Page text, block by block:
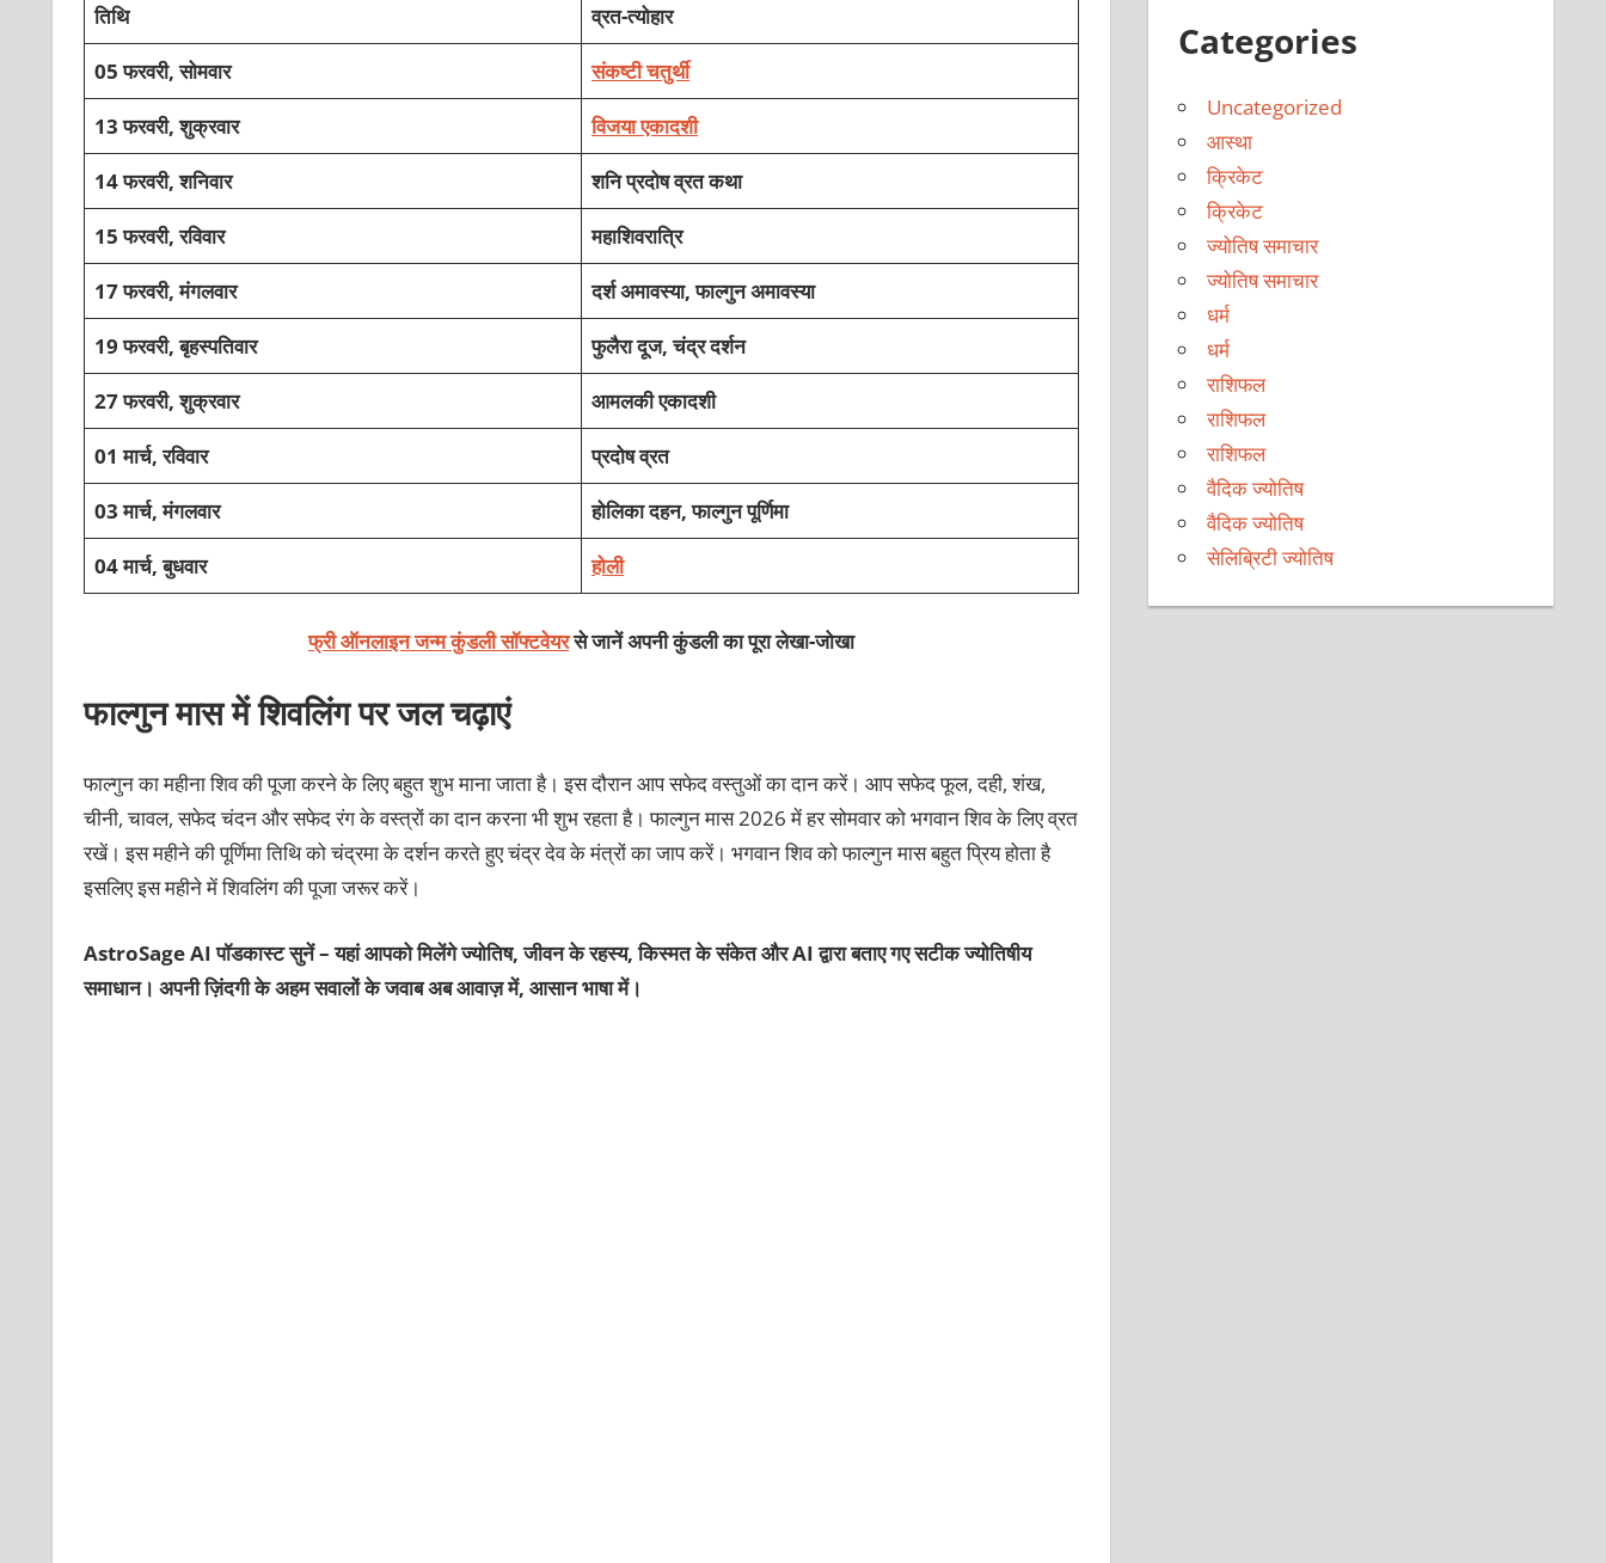
तिथि
व्रत-त्‍योहार
05 फरवरी, सोमवार
संकष्‍टी चतुर्थी
13 फरवरी, शुक्रवार
विजया एकादशी
14 फरवरी, शनिवार
शनि प्रदोष व्रत कथा
15 फरवरी, रविवार
महाशिवरात्रि
17 फरवरी, मंगलवार
दर्श अमावस्‍या, फाल्‍गुन अमावस्‍या
19 फरवरी, बृहस्‍पतिवार
फुलैरा दूज, चंद्र दर्शन
27 फरवरी, शुक्रवार
आमलकी एकादशी
01 मार्च, रविवार
प्रदोष व्रत
03 मार्च, मंगलवार
होलिका दहन, फाल्‍गुन पूर्णिमा
04 मार्च, बुधवार
होली
फ्री ऑनलाइन जन्म कुंडली सॉफ्टवेयरसे जानें अपनी कुंडली का पूरा लेखा-जोखा
फाल्‍गुन मास में शिवलिंग पर जल चढ़ाएं
फाल्‍गुन का महीना शिव की पूजा करने के लिए बहुत शुभ माना जाता है। इस दौरान आप सफेद वस्‍तुओं का दान करें। आप सफेद फूल, दही, शंख,
चीनी, चावल, सफेद चंदन और सफेद रंग के वस्‍त्रों का दान करना भी शुभ रहता है। फाल्‍गुन मास 2026 में हर सोमवार को भगवान शिव के लिए व्रत
रखें। इस महीने की पूर्णिमा तिथि को चंद्रमा के दर्शन करते हुए चंद्र देव के मंत्रों का जाप करें। भगवान शिव को फाल्‍गुन मास बहुत प्रिय होता है
इसलिए इस महीने में शिवलिंग की पूजा जरूर करें।
AstroSage AI पॉडकास्ट सुनें – यहां आपको मिलेंगे ज्योतिष, जीवन के रहस्य, किस्मत के संकेत और AI द्वारा बताए गए सटीक ज्योतिषीय
समाधान। अपनी ज़िंदगी के अहम सवालों के जवाब अब आवाज़ में, आसान भाषा में।
Categories
Uncategorized
आस्था
क्रिकेट
क्रिकेट
ज्योतिष समाचार
ज्योतिष समाचार
धर्म
धर्म
राशिफल
राशिफल
राशिफल
वैदिक ज्योतिष
वैदिक ज्योतिष
सेलिब्रिटी ज्योतिष